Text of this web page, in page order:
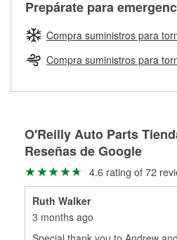
Herramientas de O'Reilly
pueden ser reutilizados,
partes de reemplazo correctas
Rectificación de tambores y
averiada o determina los
adecuados para que te
Auto Parts tiene las mangueras y
para reparar el sistema hidráulico
agrícola o de construcción.
Más información acerca del
Prepárate para
Compra suministros para
Compra suministros para
O'Reilly Auto Parts
Reseñas de Google
4.6 rating of 72
Ruth Walker
3 months ago